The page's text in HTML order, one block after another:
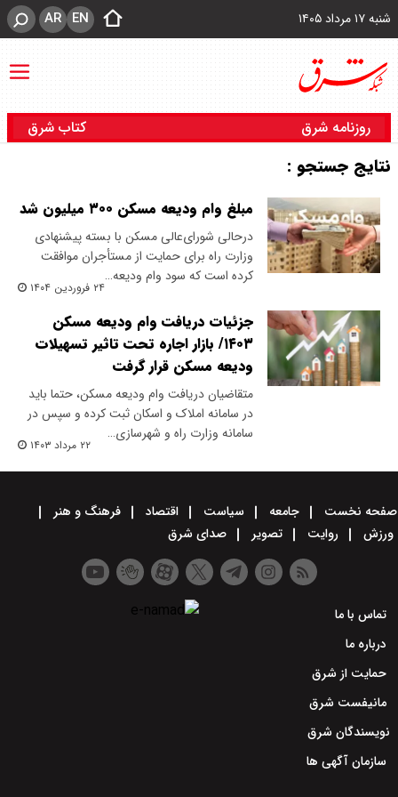
شنبه ۱۷ مرداد ۱۴۰۵ EN
AR
روزنامه شرق کتاب شرق
نتایج جستجو :
مبلغ وام ودیعه مسکن ۳۰۰ میلیون شد
درحالی شورای‌عالی مسکن با بسته پیشنهادی
وزارت راه برای حمایت از مستأجران موافقت
کرده است که سود وام ودیعه…
۲۴ فروردین ۱۴۰۴
جزئیات دریافت وام ودیعه مسکن
۱۴۰۳/ بازار اجاره تحت تاثیر تسهیلات
ودیعه مسکن قرار گرفت
متقاضیان دریافت وام ودیعه مسکن، حتما باید
در سامانه املاک و اسکان ثبت کرده و سپس در
سامانه وزارت راه و شهرسازی…
۲۲ مرداد ۱۴۰۳
صفحه نخست جامعه سیاست اقتصاد
فرهنگ و هنر
ورزش
روایت تصویر صدای شرق
تماس با ما
درباره ما
حمایت از شرق
مانیفست شرق
نویسندگان شرق
سازمان آگهی ها